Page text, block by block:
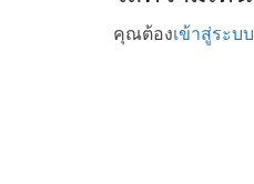
คุณต้องเข้าสู่ระบบ